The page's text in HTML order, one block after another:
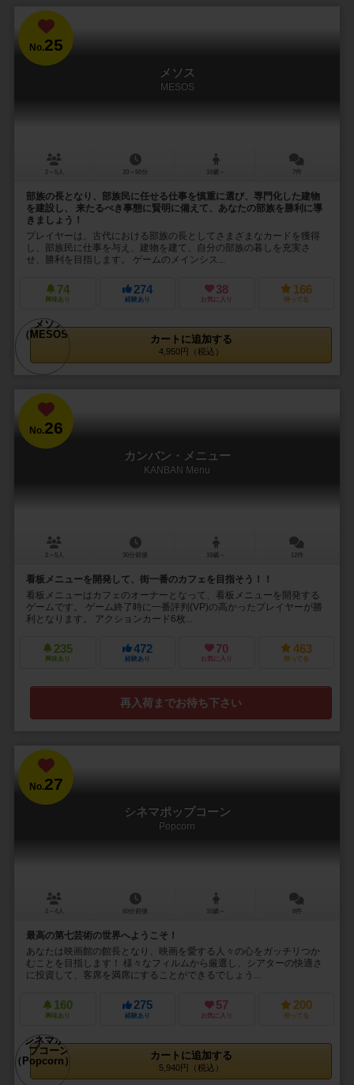
No.25
メソス
MESOS
2～5人 20～50分 10歳～ 7件
部族の長となり、部族民に任せる仕事を慎重に選び、専門化した建物
を建設し、 来たるべき事態に賢明に備えて、あなたの部族を勝利に導
きましょう！
プレイヤーは、古代における部族の長としてさまざまなカードを獲得
し、部族民に仕事を与え、建物を建て、自分の部族の暮しを充実さ
せ、勝利を目指します。 ゲームのメインシス...
74
興味あり
274
経験あり
38
お気に入り
166
持ってる
カートに追加する
4,950円（税込）
No.26
カンバン・メニュー
KANBAN Menu
2～5人 30分前後 10歳～ 12件
看板メニューを開発して、街一番のカフェを目指そう！！
看板メニューはカフェのオーナーとなって、看板メニューを開発する
ゲームです。 ゲーム終了時に一番評判(VP)の高かったプレイヤーが勝
利となります。 アクションカード6枚...
235
興味あり
472
経験あり
70
お気に入り
463
持ってる
再入荷までお待ち下さい
No.27
シネマポップコーン
Popcorn
2～4人 60分前後 10歳～ 8件
最高の第七芸術の世界へようこそ！
あなたは映画館の館長となり、映画を愛する人々の心をガッチリつか
むことを目指します！ 様々なフィルムから厳選し、シアターの快適さ
に投資して、客席を満席にすることができるでしょう...
160
興味あり
275
経験あり
57
お気に入り
200
持ってる
カートに追加する
5,940円（税込）